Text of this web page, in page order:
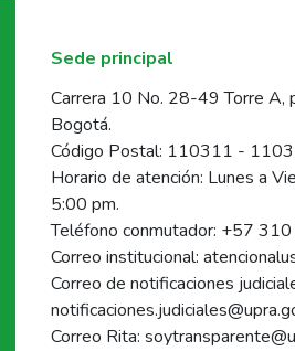
Sede principal
Carrera 10 No. 28-49 Torre A,
Bogotá.
Código Postal: 110311 -
Horario de atención: Lunes a
5:00 pm.
Teléfono conmutador: +57
Correo institucional:
Correo de notificaciones
Correo Rita: